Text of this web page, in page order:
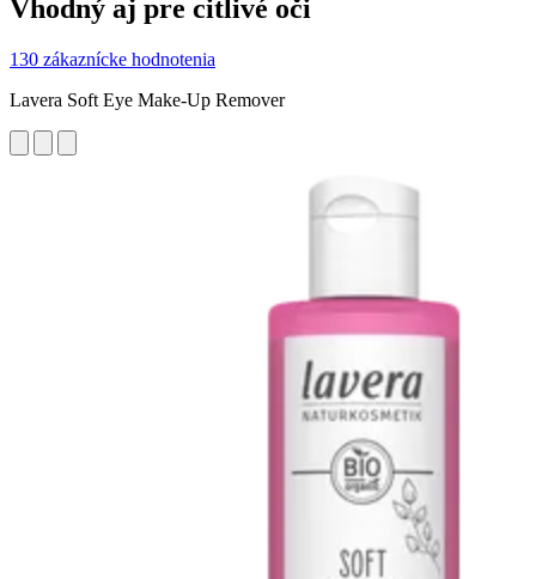
Vhodný aj pre citlivé oči
130 zákaznícke hodnotenia
Lavera Soft Eye Make-Up Remover